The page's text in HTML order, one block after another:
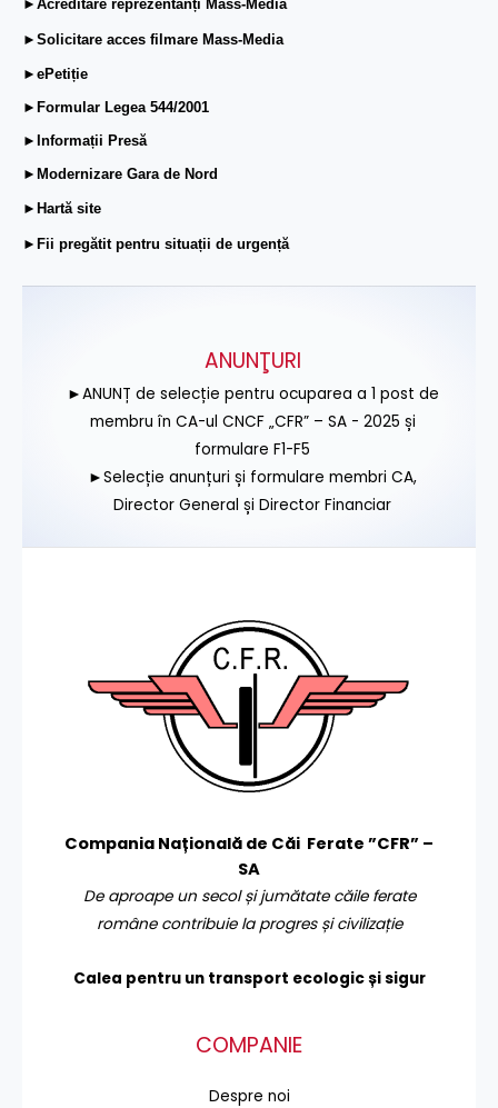
►Acreditare reprezentanți Mass-Media
►Solicitare acces filmare Mass-Media
►ePetiție
►Formular Legea 544/2001
►Informații Presă
►Modernizare Gara de Nord
►Hartă site
►Fii pregătit pentru situații de urgență
ANUNŢURI
►ANUNȚ de selecție pentru ocuparea a 1 post de
membru în CA-ul CNCF „CFR” – SA - 2025 și
formulare F1-F5
►Selecție anunțuri și formulare membri CA,
Director General și Director Financiar
Compania Națională de Căi Ferate ”CFR” –
SA
De aproape un secol și jumătate căile ferate
române contribuie la progres și civilizație
Calea pentru un transport ecologic și sigur
COMPANIE
Despre noi